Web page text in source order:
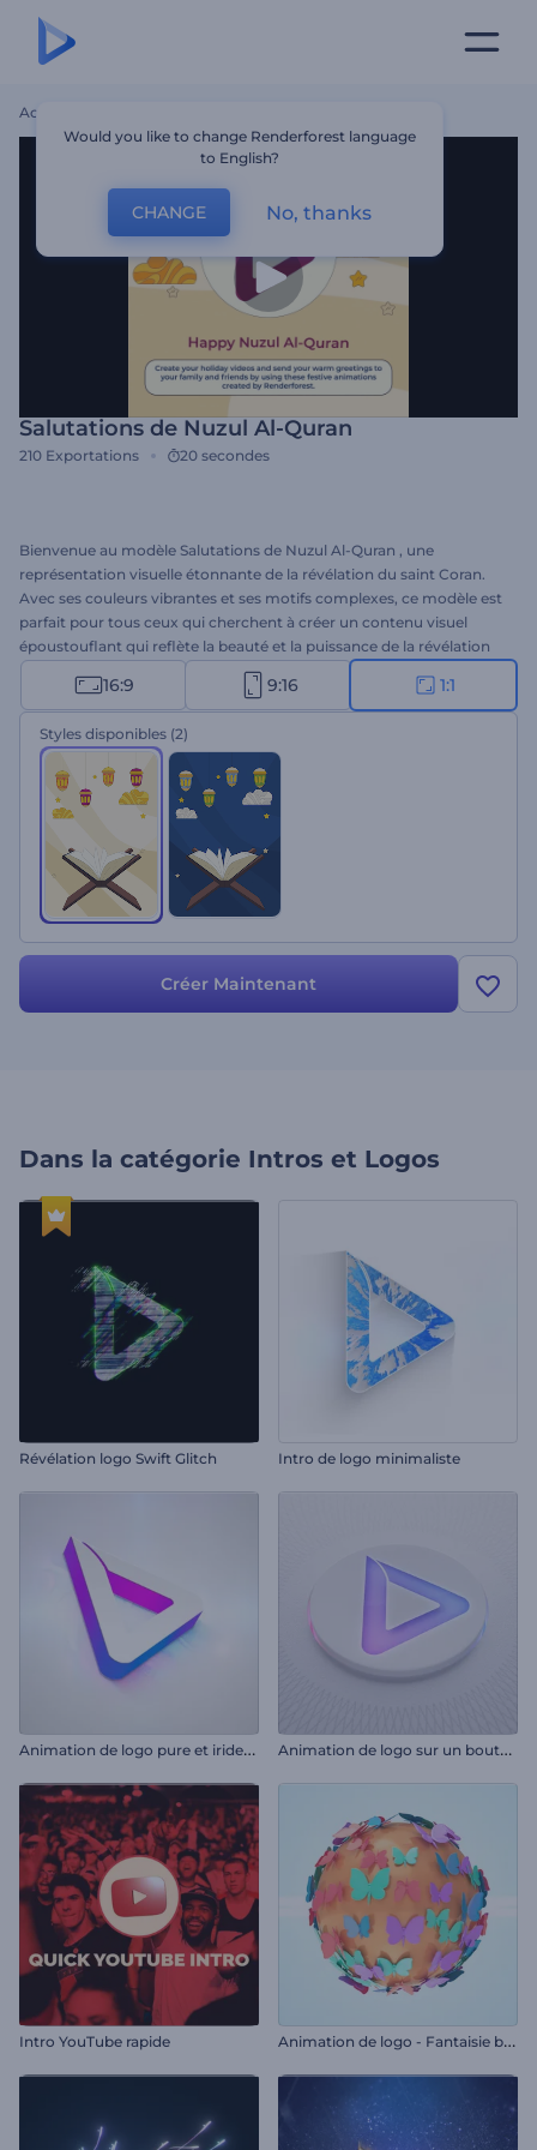
Accueil
Salutations de Nuzul Al-Quran
210 Exportations 20 secondes
Bienvenue au modèle Salutations de Nuzul Al-Quran , une
représentation visuelle étonnante de la révélation du saint Coran.
Avec ses couleurs vibrantes et ses motifs complexes, ce modèle est
parfait pour tous ceux qui cherchent à créer un contenu visuel
époustouflant qui reflète la beauté et la puissance de la révélation
du Coran. Ajoute ta touche personnelle à ce modèle en tapant tes
mots chaleureux, en insérant ton logo et en ajoutant ta voix off ou
ta musique préférée de notre bibliothèque musicale. Parfait pour
les vidéos de vœux, les invitations de vacances, les ouvertures de
présentations festives, et bien d'autres choses encore. Créez
maintenant et découvrez la magie des animations Nuzul Al-Quran !
16:9 9:16 1:1
Styles disponibles (2)
Créer Maintenant
Dans la catégorie Intros et Logos
Révélation logo Swift Glitch Intro de logo minimaliste
A
nimation de logo pure et iridescente A
nimation de logo sur un bouton
Intro YouTube rapide A
nimation de logo - Fantaisie brillante aux papillons
Would you like to change Renderforest language
to English?
CHANGE No, thanks